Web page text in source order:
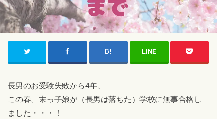
LINE
長男のお受験失敗から4年、
この春、末っ子娘が（長男は落ちた）学校に無事合格し
ました・・・！